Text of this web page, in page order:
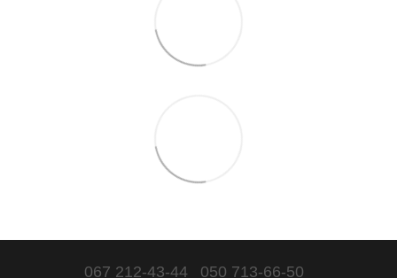
067 212-43-44 050 713-66-50